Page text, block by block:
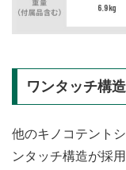
ワンタッチ構
他のキノコテント
ンタッチ構造が採